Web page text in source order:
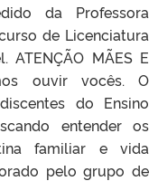
da Professora
de Licenciatura
ATENÇÃO MÃES E
ouvir vocês. O
do Ensino
entender os
familiar e vida
pelo grupo de